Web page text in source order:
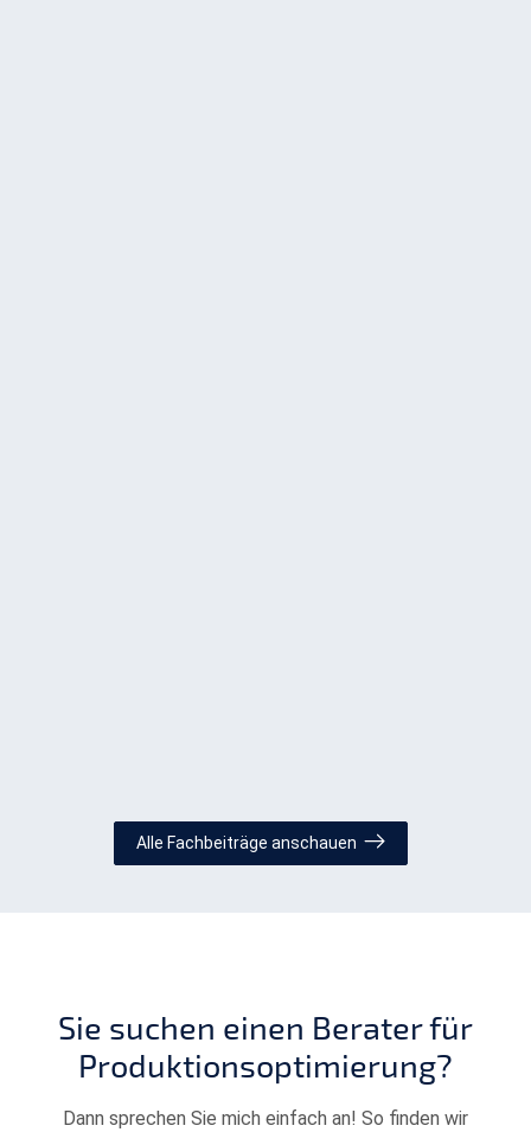
Alle Fachbeiträge anschauen
Sie suchen einen Berater für
Produktionsoptimierung?
Dann sprechen Sie mich einfach an! So finden wir